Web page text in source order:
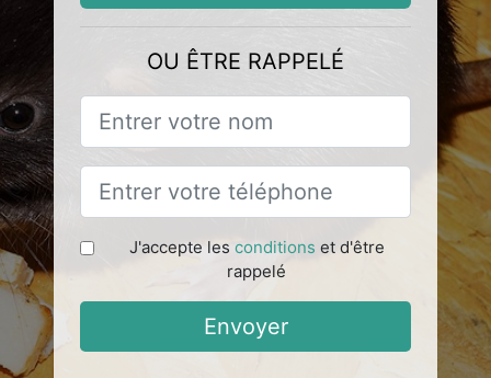
OU ÊTRE RAPPELÉ
J'accepte les conditions et d'être
rappelé
Envoyer